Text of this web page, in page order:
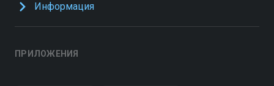
Информация
ПРИЛОЖЕНИЯ